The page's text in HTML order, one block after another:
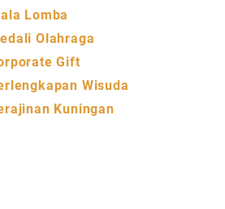
Lomba
Olahraga
Gift
Wisuda
Kuningan